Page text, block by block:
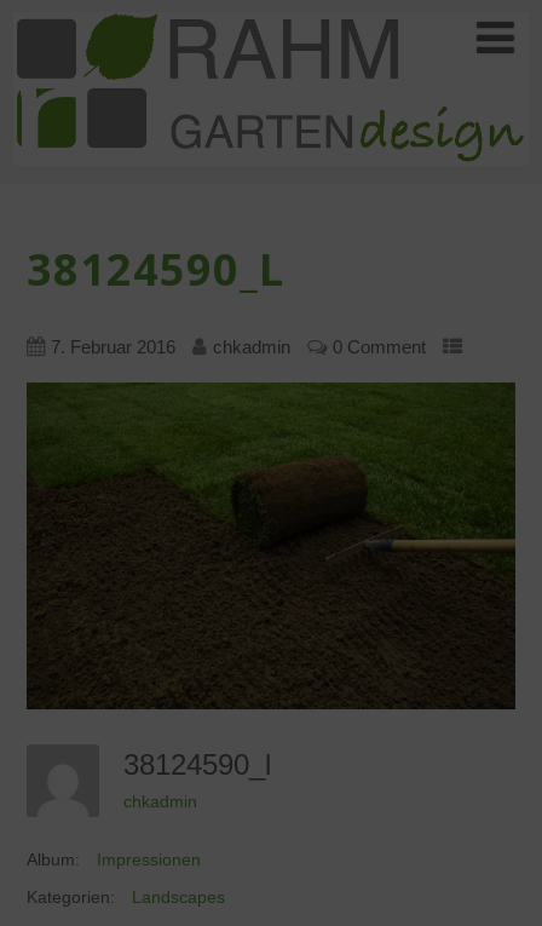
38124590_L
7. Februar 2016 chkadmin 0 Comment
38124590_l
chkadmin
Album:
Impressionen
Kategorien:
Landscapes